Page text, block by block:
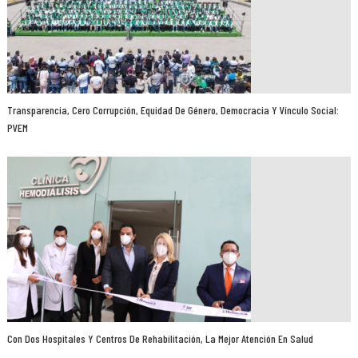
Transparencia, Cero Corrupción, Equidad De Género, Democracia Y Vínculo Social:
PVEM
Con Dos Hospitales Y Centros De Rehabilitación, La Mejor Atención En Salud